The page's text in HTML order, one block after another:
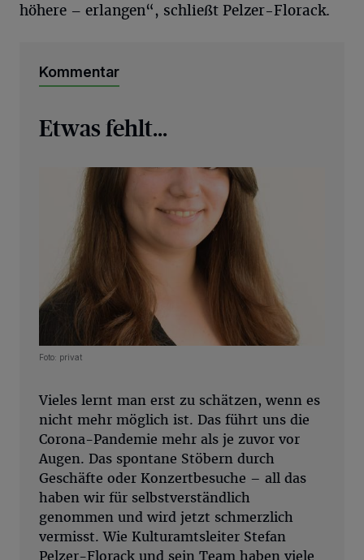
höhere – erlangen“, schließt Pelzer-Florack.
Kommentar
Etwas fehlt...
Foto: privat
Vieles lernt man erst zu schätzen, wenn es
nicht mehr möglich ist. Das führt uns die
Corona-Pandemie mehr als je zuvor vor
Augen. Das spontane Stöbern durch
Geschäfte oder Konzertbesuche – all das
haben wir für selbstverständlich
genommen und wird jetzt schmerzlich
vermisst. Wie Kulturamtsleiter Stefan
Pelzer-Florack und sein Team haben viele